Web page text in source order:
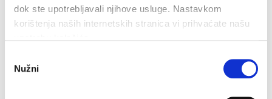
dok ste upotrebljavali njihove usluge. Nastavkom
korištenja naših internetskih stranica vi prihvaćate našu
pristanka
Nužni
U petak 7. kolovoza besplatan ulaz u Veliki Kaštel u
Kotišini